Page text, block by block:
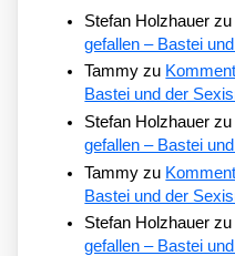
Stefan Holzhauer zu
gefallen – Bastei
Tammy zu
Bastei und der
Stefan Holzhauer zu
gefallen – Bastei
Tammy zu
Bastei und der
Stefan Holzhauer zu
gefallen – Bastei